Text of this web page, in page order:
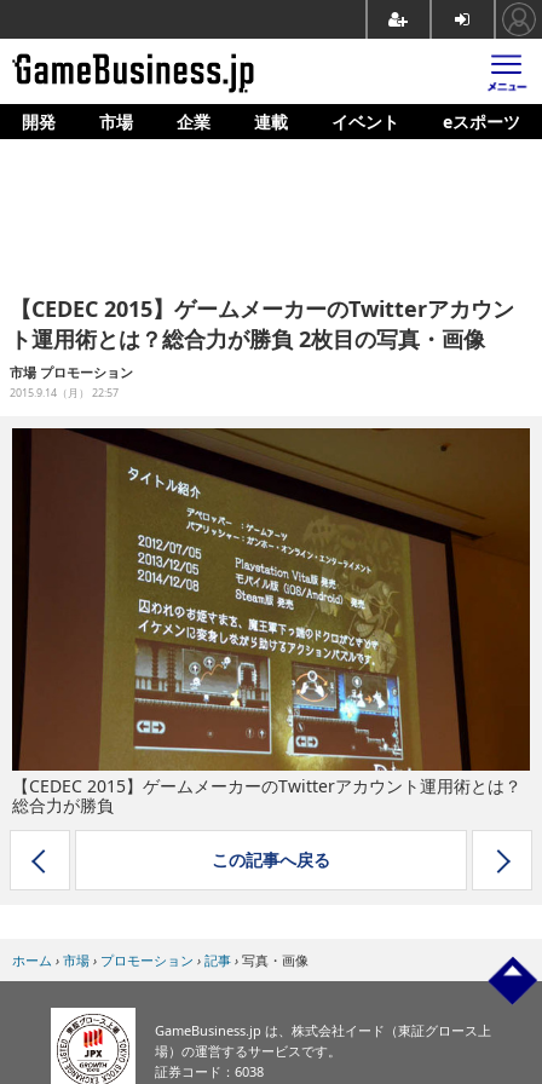
ホーム
企業動向
人材育成
開発 市場 企業 連載 イベント eスポーツ
【CEDEC 2015】ゲームメーカーのTwitterアカウン
ト運用術とは？総合力が勝負 2枚目の写真・画像
市場 プロモーション
2015.9.14（月） 22:57
【CEDEC 2015】ゲームメーカーのTwitterアカウント運用術とは？
総合力が勝負
この記事へ戻る
ホーム › 市場 › プロモーション › 記事 › 写真・画像
GameBusiness.jp は、株式会社イード（東証グロース上
場）の運営するサービスです。
証券コード：6038